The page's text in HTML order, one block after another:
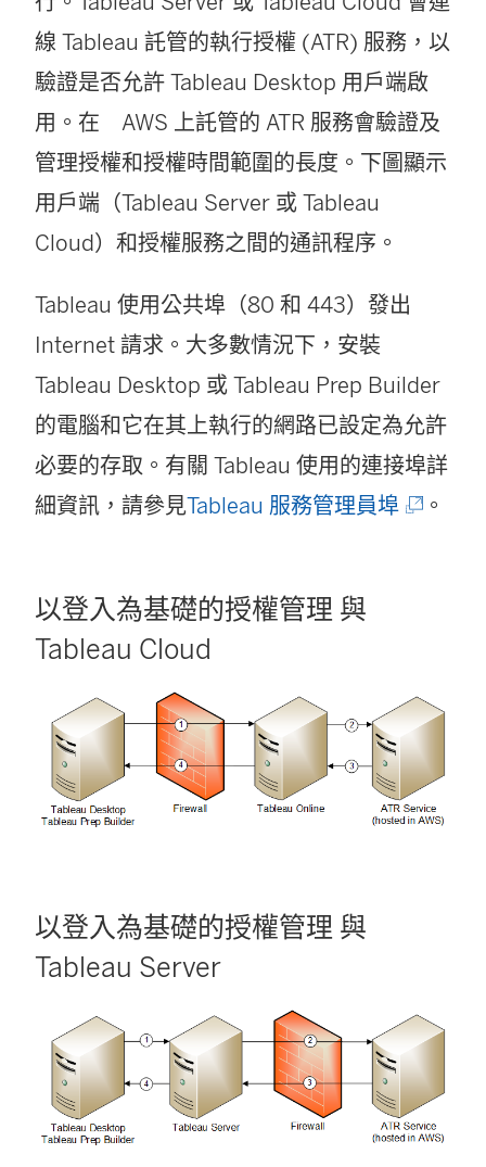
線 Tableau 託管的執行授權 (ATR) 服務，以
驗證是否允許 Tableau Desktop 用戶端啟
用。在 AWS 上託管的 ATR 服務會驗證及
管理授權和授權時間範圍的長度。下圖顯示
用戶端（Tableau Server 或 Tableau
Cloud）和授權服務之間的通訊程序。
Tableau 使用公共埠（80 和 443）發出
Internet 請求。大多數情況下，安裝
Tableau Desktop 或 Tableau Prep Builder
的電腦和它在其上執行的網路已設定為允許
必要的存取。有關 Tableau 使用的連接埠詳
細資訊，請參見Tableau 服務管理員埠(
視
窗
開
啟
。
以登入為基礎的授權管理 與
Tableau Cloud
以登入為基礎的授權管理 與
Tableau Server